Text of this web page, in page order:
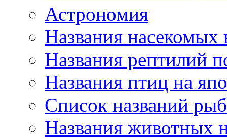
Астрономия
Названия насекомых
Названия рептилий
Названия птиц на
Список названий
Названия животных